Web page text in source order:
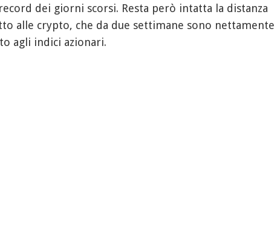
dei giorni scorsi. Resta però intatta la distanza
alle crypto, che da due settimane sono nettamente
agli indici azionari.